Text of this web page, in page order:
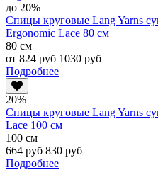
до 20%
Спицы круговые Lang Yarns
Ergonomic Lace 80 см
80 см
от 824 руб 1030 руб
Подробнее
20%
Спицы круговые Lang Yarns
Lace 100 см
100 см
664 руб 830 руб
Подробнее